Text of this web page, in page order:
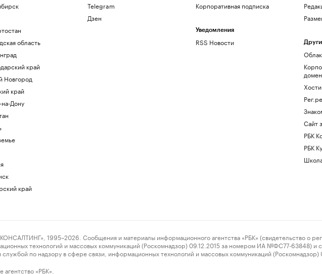
область
край
Новгород
край
на-Дону
край
Telegram
Дзен
Корпоративная подписка
Уведомления
RSS Новости
Сайт
РБК
РБК
1995–2026. Сообщения и материалы информационного агентства «РБК» (свидетельство о
технологий и массовых коммуникаций (Роскомнадзор) 09.12.2015 за номером ИА №ФС77-63848) и
по надзору в сфере связи, информационных технологий и массовых коммуникаций
«РБК».